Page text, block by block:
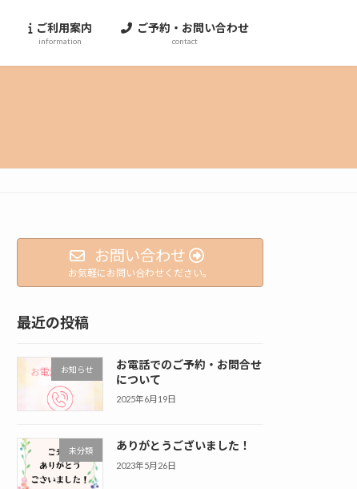
ご利用案内
information
ご予約・お問い合わせ
contact
お問い合わせ
お気軽にお問い合わせください。
最近の投稿
お知らせ
お電話でのご予約・お問合せ
について
2025年6月19日
未分類 ありがとうございました！
2023年5月26日